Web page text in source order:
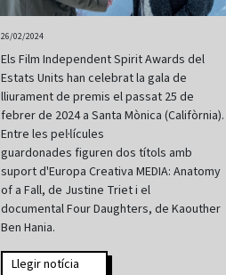
26/02/2024
Els Film Independent Spirit Awards del
Estats Units han celebrat la gala de
lliurament de premis el passat 25 de
febrer de 2024 a Santa Mònica (Califòrnia).
Entre les pel·lícules
guardonades figuren dos títols amb
suport d'Europa Creativa MEDIA: Anatomy
of a Fall, de Justine Triet i el
documental Four Daughters, de Kaouther
Ben Hania.
Llegir notícia